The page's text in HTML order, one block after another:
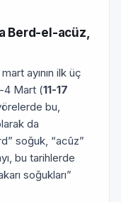
Berd-el-acüz,
ayının ilk üç
4 Mart (11-17
bu,
da
soğuk, “acûz”
bu tarihlerde
soğukları”